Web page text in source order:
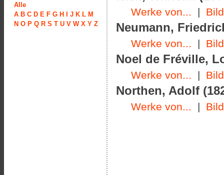
Werke von... |
Neumann,
Werke von... |
Noel de Fréville,
Werke von... |
Northen, Adolf
Werke von... |
Alle
A B C D E F G H J K L M
N O P Q R S T U V W X Y Z